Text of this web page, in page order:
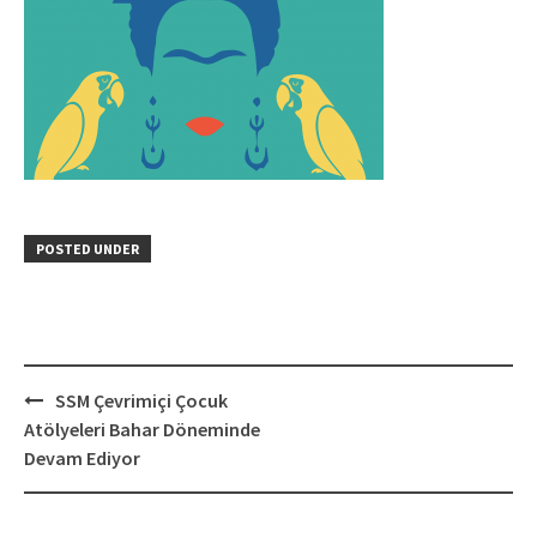
POSTED UNDER
Post
navigation
SSM Çevrimiçi Çocuk
Atölyeleri Bahar Döneminde
Devam Ediyor